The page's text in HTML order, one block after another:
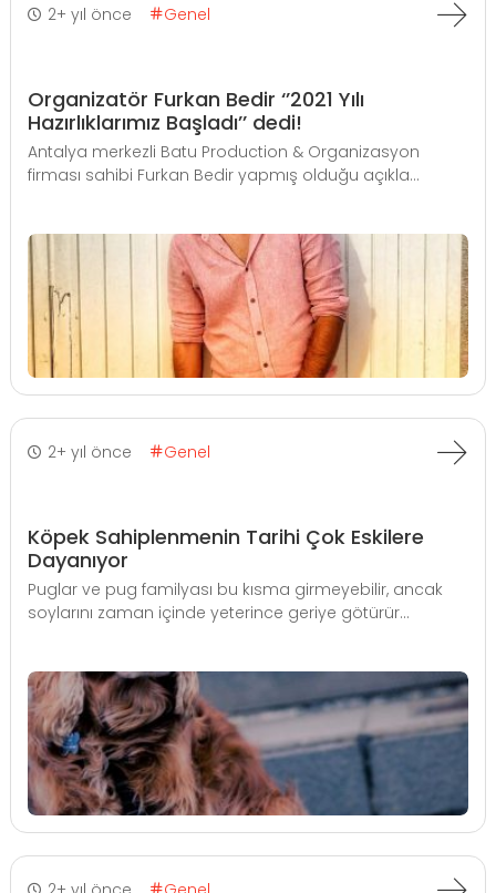
2+ yıl önce Genel
Organizatör Furkan Bedir ‘’2021 Yılı
Hazırlıklarımız Başladı’’ dedi!
Antalya merkezli Batu Production & Organizasyon
firması sahibi Furkan Bedir yapmış olduğu açıkla...
2+ yıl önce Genel
Köpek Sahiplenmenin Tarihi Çok Eskilere
Dayanıyor
Puglar ve pug familyası bu kısma girmeyebilir, ancak
soylarını zaman içinde yeterince geriye götürür...